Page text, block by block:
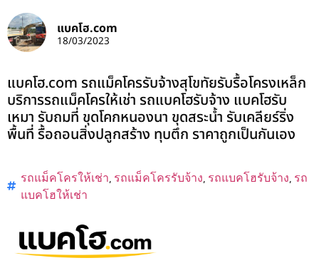
แบคโฮ.com
18/03/2023
แบคโฮ.com รถแม็คโครรับจ้างสุโขทัยรับรื้อโครงเหล็ก
บริการรถแม็คโครให้เช่า รถแบคโฮรับจ้าง แบคโฮรับ
เหมา รับถมที่ ขุดโคกหนองนา ขุดสระน้ำ รับเคลียร์ริ่ง
พื้นที่ รื้อถอนสิ่งปลูกสร้าง ทุบตึก ราคาถูกเป็นกันเอง
รถแม็คโครให้เช่า, รถแม็คโครรับจ้าง, รถแบคโฮรับจ้าง, รถ
แบคโฮให้เช่า